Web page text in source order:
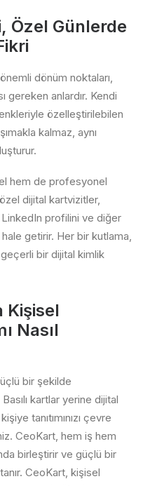
Özel Günlerde
dönüm noktaları,
gereken anlardır. Kendi
özelleştirilebilen
kalmaz, aynı
hem de profesyonel
dijital kartvizitler,
profilini ve diğer
hale getirir. Her bir kutlama,
bir dijital kimlik
Kişisel
Nasıl
bir şekilde
kartlar yerine dijital
tanıtımınızı çevre
CeoKart, hem iş hem
birleştirir ve güçlü bir
CeoKart, kişisel